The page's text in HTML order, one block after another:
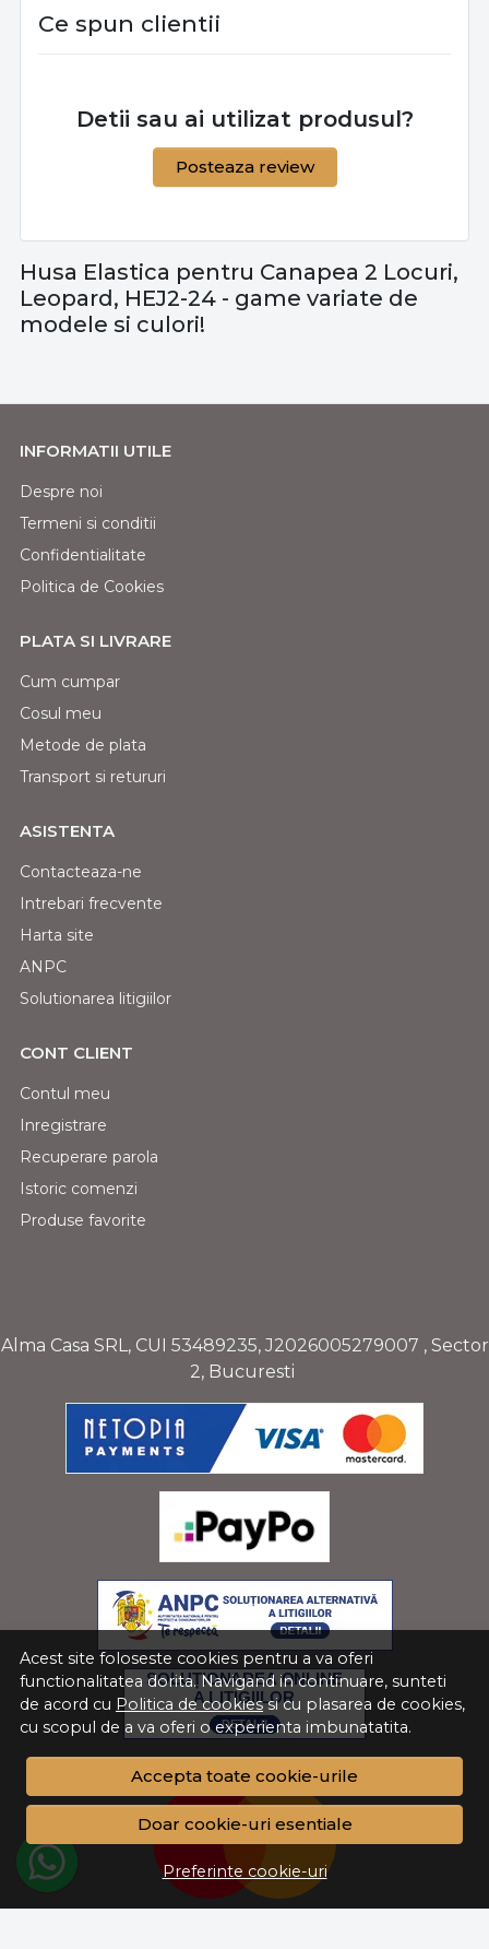
Ce spun clientii
Detii sau ai utilizat produsul?
Posteaza review
Husa Elastica pentru Canapea 2 Locuri,
Leopard, HEJ2-24 - game variate de
modele si culori!
Acest site foloseste cookies pentru a va oferi
functionalitatea dorita. Navigand in continuare, sunteti
de acord cu Politica de cookiessi cu plasarea de cookies,
cu scopul de a va oferi o experienta imbunatatita.
Accepta toate cookie-urile
Doar cookie-uri esentiale
Preferinte cookie-uri
INFORMATII UTILE
Despre noi
Termeni si conditii
Confidentialitate
Politica de Cookies
PLATA SI LIVRARE
Cum cumpar
Cosul meu
Metode de plata
Transport si retururi
ASISTENTA
Contacteaza-ne
Intrebari frecvente
Harta site
ANPC
Solutionarea litigiilor
CONT CLIENT
Contul meu
Inregistrare
Recuperare parola
Istoric comenzi
Produse favorite
Alma Casa SRL, CUI 53489235, J2026005279007 , Sector
2, Bucuresti